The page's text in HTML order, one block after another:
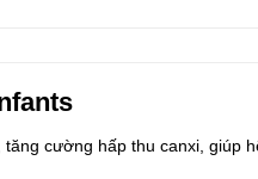
cường hấp thu canxi, giúp